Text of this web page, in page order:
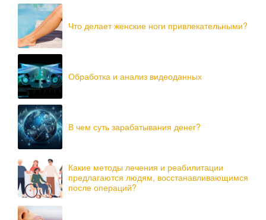
Что делает женские ноги привлекательными?
Обработка и анализ видеоданных
В чем суть зарабатывания денег?
Какие методы лечения и реабилитации
предлагаются людям, восстанавливающимся
после операций?